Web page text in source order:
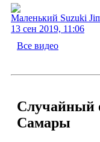
Маленький Suzuki
13 сен 2019, 11:06
Все видео
Случайный
Самары